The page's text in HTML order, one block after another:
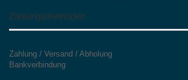
Zahlungsmethoden
Zahlung / Versand / Abholung
Bankverbindung